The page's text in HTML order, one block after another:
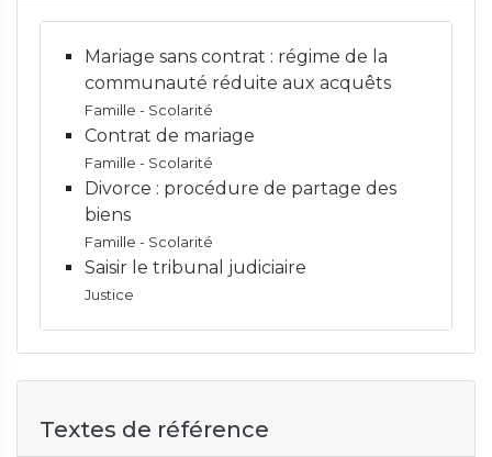
Mariage sans contrat : régime de la
communauté réduite aux acquêts
Famille - Scolarité
Contrat de mariage
Famille - Scolarité
Divorce : procédure de partage des
biens
Famille - Scolarité
Saisir le tribunal judiciaire
Justice
Textes de référence